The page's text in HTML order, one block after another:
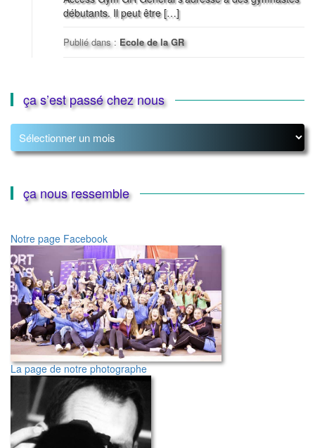
débutants. Il peut être […]
Publié dans : Ecole de la GR
ça s’est passé chez nous
ça
s’est
passé
nousça nous ressemble
Notre page Facebook
La page de notre photographe